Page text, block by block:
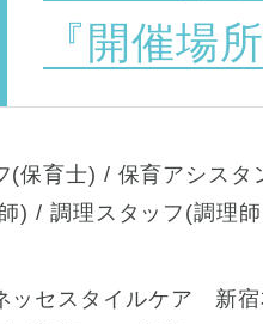
『開催場
(保育士) / 保育アシス
) / 調理スタッフ(調理
ッセスタイルケア 新